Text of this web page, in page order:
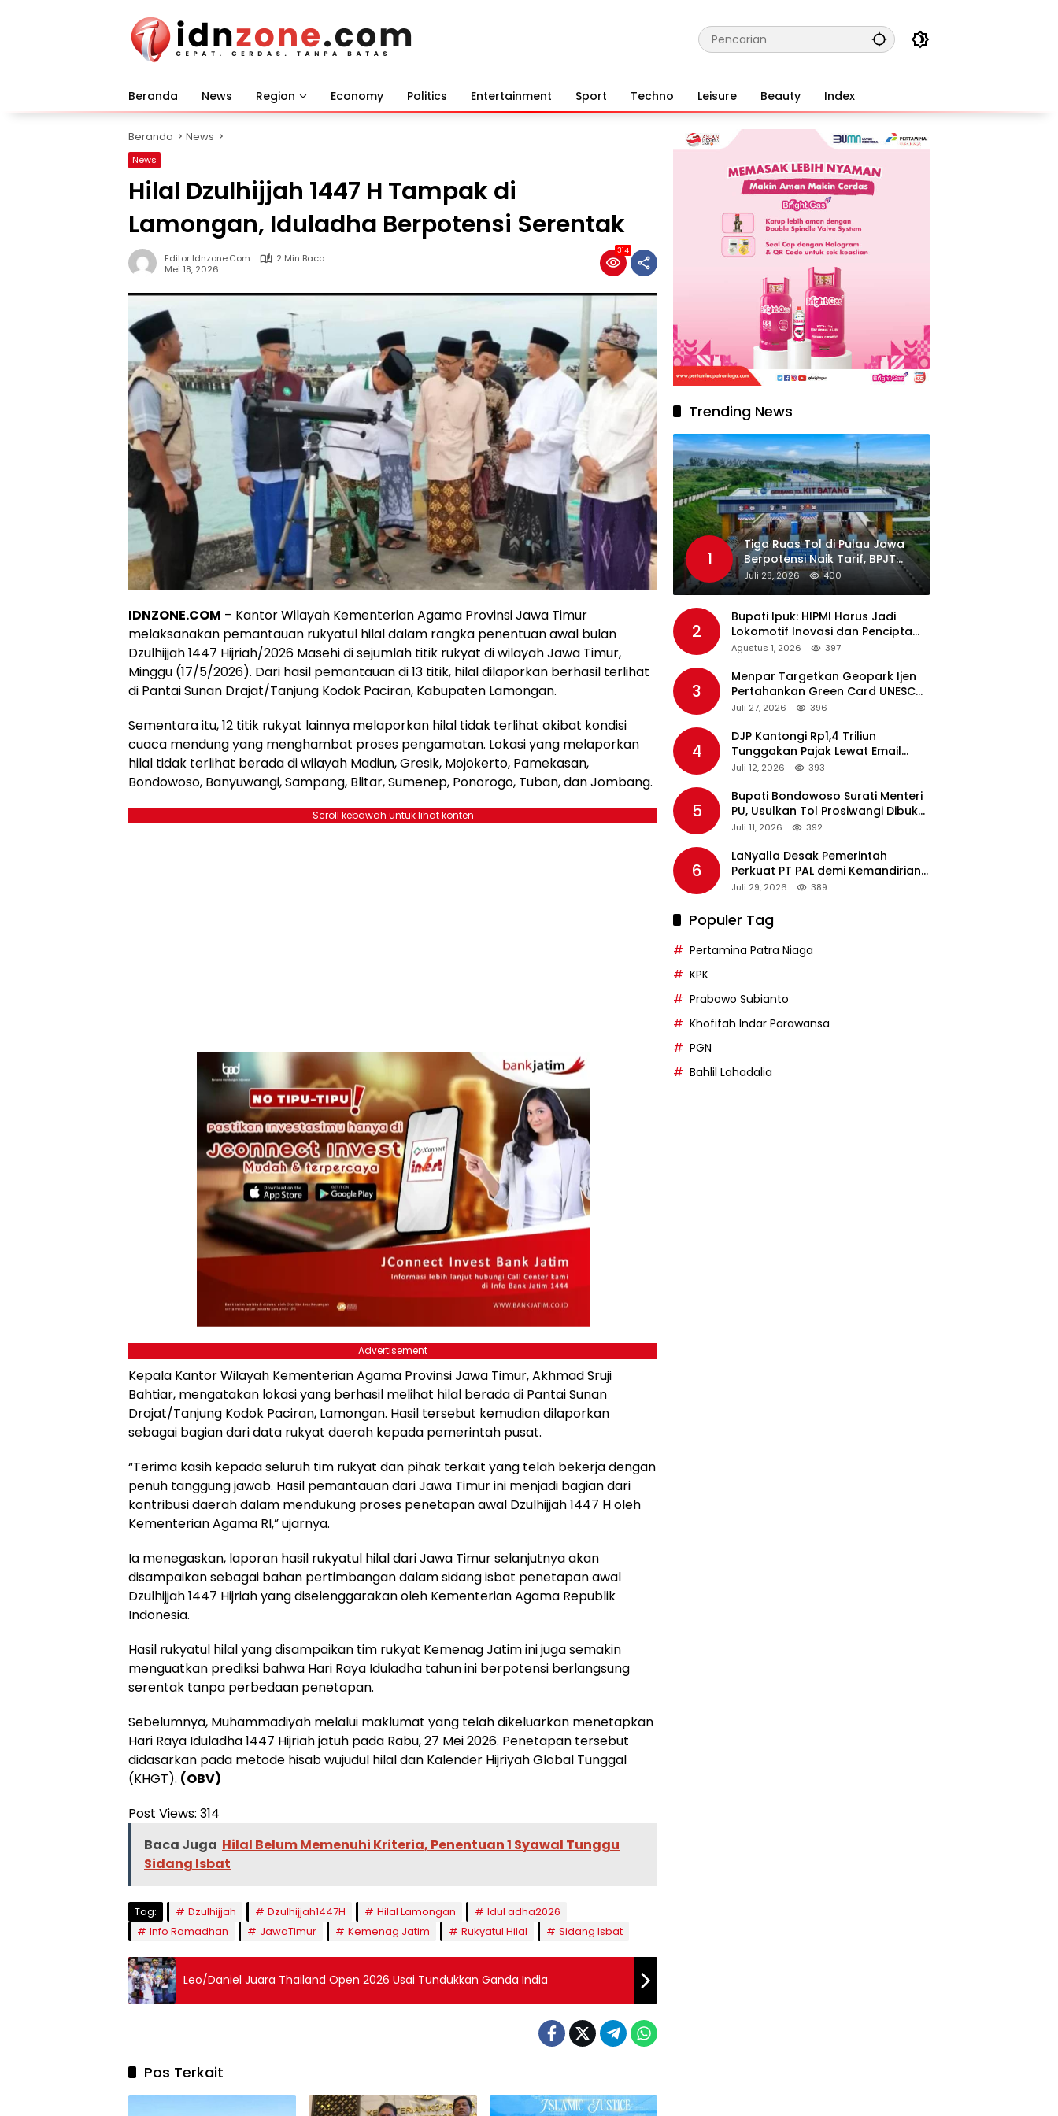
Beranda News Region Economy Politics Entertainment Sport Techno Leisure Beauty Index
Beranda News
News
Hilal Dzulhijjah 1447 H Tampak di
Lamongan, Iduladha Berpotensi Serentak
Editor Idnzone.com
2 Min Baca
Mei 18, 2026
314
IDNZONE.COM – Kantor Wilayah Kementerian Agama Provinsi Jawa Timur
melaksanakan pemantauan rukyatul hilal dalam rangka penentuan awal bulan
Dzulhijjah 1447 Hijriah/2026 Masehi di sejumlah titik rukyat di wilayah Jawa Timur,
Minggu (17/5/2026). Dari hasil pemantauan di 13 titik, hilal dilaporkan berhasil terlihat
di Pantai Sunan Drajat/Tanjung Kodok Paciran, Kabupaten Lamongan.
Sementara itu, 12 titik rukyat lainnya melaporkan hilal tidak terlihat akibat kondisi
cuaca mendung yang menghambat proses pengamatan. Lokasi yang melaporkan
hilal tidak terlihat berada di wilayah Madiun, Gresik, Mojokerto, Pamekasan,
Bondowoso, Banyuwangi, Sampang, Blitar, Sumenep, Ponorogo, Tuban, dan Jombang.
Scroll kebawah untuk lihat konten
Advertisement
Kepala Kantor Wilayah Kementerian Agama Provinsi Jawa Timur, Akhmad Sruji
Bahtiar, mengatakan lokasi yang berhasil melihat hilal berada di Pantai Sunan
Drajat/Tanjung Kodok Paciran, Lamongan. Hasil tersebut kemudian dilaporkan
sebagai bagian dari data rukyat daerah kepada pemerintah pusat.
“Terima kasih kepada seluruh tim rukyat dan pihak terkait yang telah bekerja dengan
penuh tanggung jawab. Hasil pemantauan dari Jawa Timur ini menjadi bagian dari
kontribusi daerah dalam mendukung proses penetapan awal Dzulhijjah 1447 H oleh
Kementerian Agama RI,” ujarnya.
Ia menegaskan, laporan hasil rukyatul hilal dari Jawa Timur selanjutnya akan
disampaikan sebagai bahan pertimbangan dalam sidang isbat penetapan awal
Dzulhijjah 1447 Hijriah yang diselenggarakan oleh Kementerian Agama Republik
Indonesia.
Hasil rukyatul hilal yang disampaikan tim rukyat Kemenag Jatim ini juga semakin
menguatkan prediksi bahwa Hari Raya Iduladha tahun ini berpotensi berlangsung
serentak tanpa perbedaan penetapan.
Sebelumnya, Muhammadiyah melalui maklumat yang telah dikeluarkan menetapkan
Hari Raya Iduladha 1447 Hijriah jatuh pada Rabu, 27 Mei 2026. Penetapan tersebut
didasarkan pada metode hisab wujudul hilal dan Kalender Hijriyah Global Tunggal
(KHGT). (OBV)
Post Views: 314
Baca Juga Hilal Belum Memenuhi Kriteria, Penentuan 1 Syawal Tunggu
Sidang Isbat
Tag: Dzulhijjah Dzulhijjah1447H Hilal Lamongan
Idul adha2026
Info Ramadhan
JawaTimur Kemenag Jatim Rukyatul Hilal Sidang Isbat
Leo/Daniel Juara Thailand Open 2026 Usai Tundukkan Ganda India
Pos Terkait
Trending News
1
Tiga Ruas Tol di Pulau Jawa
Berpotensi Naik Tarif, BPJT
Tunggu Hasil Evaluasi
Standar Pelayanan
Juli 28, 2026 400
2
Bupati Ipuk: HIPMI Harus Jadi
Lokomotif Inovasi dan Pencipta
Lapangan Kerja
Agustus 1, 2026 397
3
Menpar Targetkan Geopark Ijen
Pertahankan Green Card UNESCO
pada Revalidasi Agustus 2026
Juli 27, 2026 396
4
DJP Kantongi Rp1,4 Triliun
Tunggakan Pajak Lewat Email
Pengingat, Total Piutang Masih
Juli 12, 2026 393
5
Bupati Bondowoso Surati Menteri
PU, Usulkan Tol Prosiwangi Dibuka
Sementara
Juli 11, 2026 392
6
LaNyalla Desak Pemerintah
Perkuat PT PAL demi Kemandirian
Industri Pertahanan Maritim
Juli 29, 2026 389
Populer Tag
Pertamina Patra Niaga
KPK
Prabowo Subianto
Khofifah Indar Parawansa
PGN
Bahlil Lahadalia